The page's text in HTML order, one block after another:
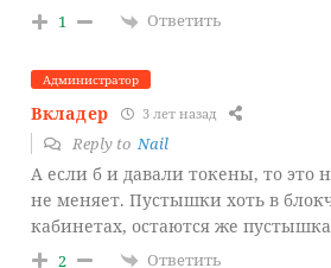
1 Ответить
Администратор
Вкладер 3 лет назад
Reply to Nail
А если б и давали токены, то это
не меняет. Пустышки хоть в
кабинетах, остаются же
2 Ответить